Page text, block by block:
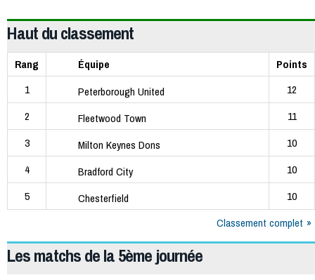
Haut du classement
Rang Équipe
Points
1
Peterborough United
12
2
Fleetwood Town
11
3
Milton Keynes Dons
10
4
Bradford City
10
5
Chesterfield
10
Classement complet
Les matchs de la 5ème journée